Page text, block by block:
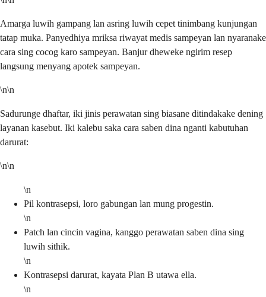
Amarga luwih gampang lan asring luwih cepet tinimbang kunjungan
tatap muka. Panyedhiya mriksa riwayat medis sampeyan lan nyaranake
cara sing cocog karo sampeyan. Banjur dheweke ngirim resep
langsung menyang apotek sampeyan.
\n\n
Sadurunge dhaftar, iki jinis perawatan sing biasane ditindakake dening
layanan kasebut. Iki kalebu saka cara saben dina nganti kabutuhan
darurat:
\n\n
\n
Pil kontrasepsi, loro gabungan lan mung progestin.
\n
Patch lan cincin vagina, kanggo perawatan saben dina sing
luwih sithik.
\n
Kontrasepsi darurat, kayata Plan B utawa ella.
\n